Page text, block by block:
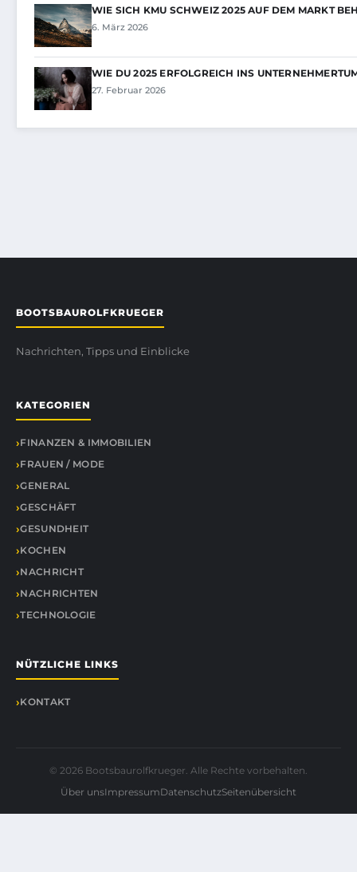
WIE SICH KMU SCHWEIZ 2025 AUF DEM MARKT
6. März 2026
WIE DU 2025 ERFOLGREICH INS
27. Februar 2026
BOOTSBAUROLFKRUEGER
Nachrichten, Tipps und Einblicke
KATEGORIEN
FINANZEN & IMMOBILIEN
FRAUEN / MODE
GENERAL
GESCHÄFT
GESUNDHEIT
KOCHEN
NACHRICHT
NACHRICHTEN
TECHNOLOGIE
NÜTZLICHE LINKS
KONTAKT
© 2026 Bootsbaurolfkrueger. Alle Rechte vorbehalten.
Über unsImpressumDatenschutzSeitenübersicht